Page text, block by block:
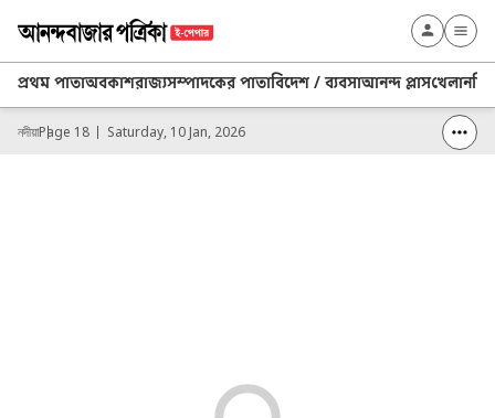
প্রথম পাতাঅবকাশরাজ্যসম্পাদকের পাতাবিদেশ / ব্যবসাআনন্দ প্লাসখেলা
নদীয়াPage 18 Saturday, 10 Jan, 2026